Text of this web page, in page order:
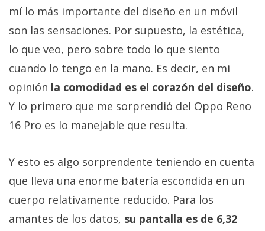
mí lo más importante del diseño en un móvil
son las sensaciones. Por supuesto, la estética,
lo que veo, pero sobre todo lo que siento
cuando lo tengo en la mano. Es decir, en mi
opinión la comodidad es el corazón del diseño.
Y lo primero que me sorprendió del Oppo Reno
16 Pro es lo manejable que resulta.
Y esto es algo sorprendente teniendo en cuenta
que lleva una enorme batería escondida en un
cuerpo relativamente reducido. Para los
amantes de los datos, su pantalla es de 6,32